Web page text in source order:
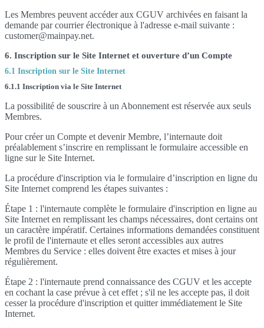
Les Membres peuvent accéder aux CGUV archivées en faisant la
demande par courrier électronique à l'adresse e-mail suivante :
customer@mainpay.net.
6. Inscription sur le Site Internet et ouverture d’un Compte
6.1 Inscription sur le Site Internet
6.1.1 Inscription via le Site Internet
La possibilité de souscrire à un Abonnement est réservée aux seuls
Membres.
Pour créer un Compte et devenir Membre, l’internaute doit
préalablement s’inscrire en remplissant le formulaire accessible en
ligne sur le Site Internet.
La procédure d'inscription via le formulaire d’inscription en ligne du
Site Internet comprend les étapes suivantes :
Étape 1 : l'internaute complète le formulaire d'inscription en ligne au
Site Internet en remplissant les champs nécessaires, dont certains ont
un caractère impératif. Certaines informations demandées constituent
le profil de l'internaute et elles seront accessibles aux autres
Membres du Service : elles doivent être exactes et mises à jour
régulièrement.
Étape 2 : l'internaute prend connaissance des CGUV et les accepte
en cochant la case prévue à cet effet ; s'il ne les accepte pas, il doit
cesser la procédure d'inscription et quitter immédiatement le Site
Internet.